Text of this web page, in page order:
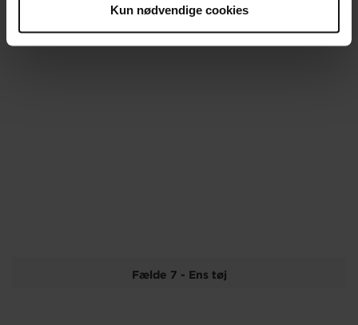
Kun nødvendige cookies
Fælde 6 - Slidt tøj
Fælde 7 - Ens tøj